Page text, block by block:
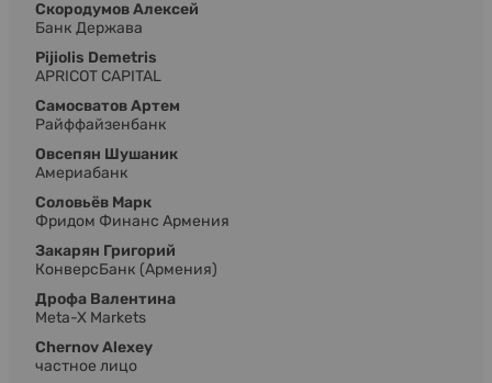
Скородумов Алексей
Банк Держава
Pijiolis Demetris
APRICOT CAPITAL
Самосватов Артем
Райффайзенбанк
Овсепян Шушаник
Америабанк
Соловьёв Марк
Фридом Финанс Армения
Закарян Григорий
КонверсБанк (Армения)
Дрофа Валентина
Meta-X Markets
Chernov Alexey
частное лицо